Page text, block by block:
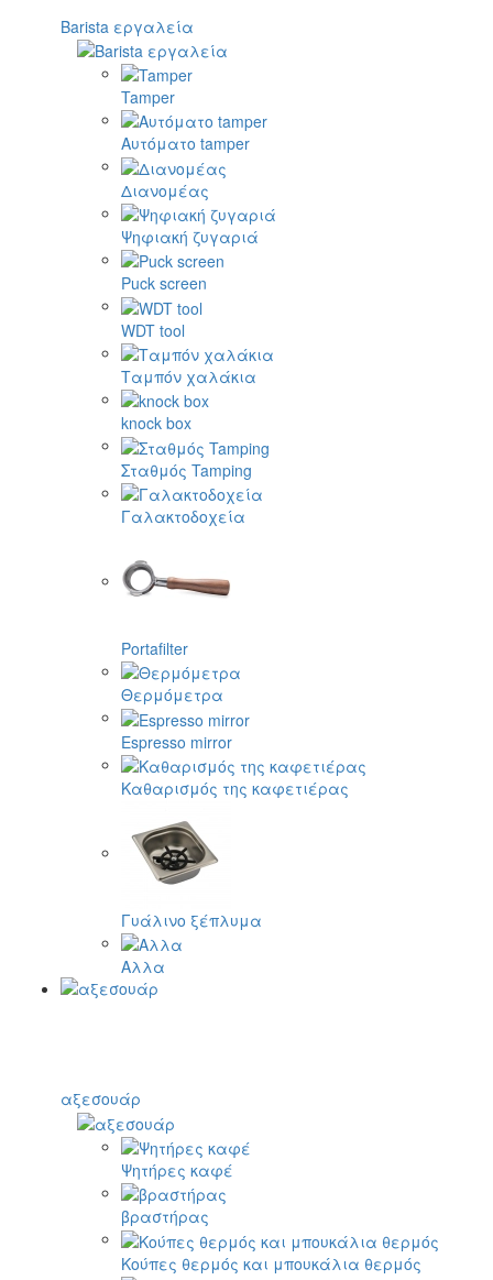
Barista εργαλεία
Tamper
Αυτόματο tamper
Διανομέας
Ψηφιακή ζυγαριά
Puck screen
WDT tool
Ταμπόν χαλάκια
knock box
Σταθμός Tamping
Γαλακτοδοχεία
Portafilter
Θερμόμετρα
Espresso mirror
Καθαρισμός της καφετιέρας
Γυάλινο ξέπλυμα
Αλλα
αξεσουάρ
Ψητήρες καφέ
βραστήρας
Κούπες θερμός και μπουκάλια θερμός